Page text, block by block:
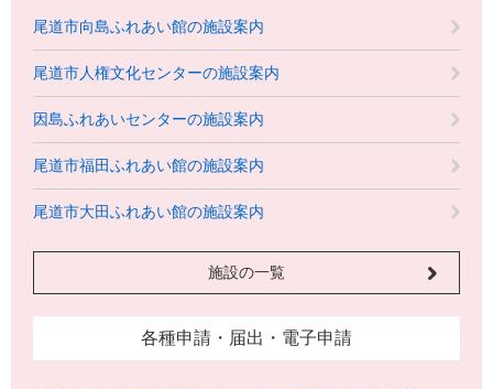
尾道市向島ふれあい館の施設案内
尾道市人権文化センターの施設案内
因島ふれあいセンターの施設案内
尾道市福田ふれあい館の施設案内
尾道市大田ふれあい館の施設案内
施設の一覧
各種申請・届出・電子申請